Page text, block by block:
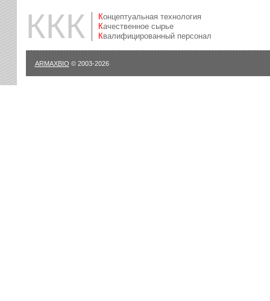
ККК
Концептуальная технология
Качественное сырье
Квалифицированный персонал
ARMAXBIO © 2003-2026